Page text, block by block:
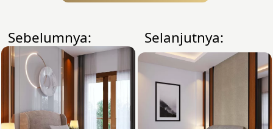
Sebelumnya: Selanjutnya: